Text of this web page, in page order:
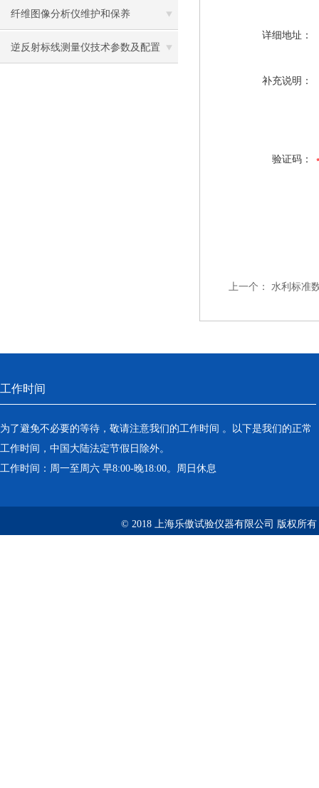
纤维图像分析仪维护和保养
逆反射标线测量仪技术参数及配置
详细地址：
补充说明：
验证码：
上一个： 水利标准
工作时间
为了避免不必要的等待，敬请注意我们的工作时间 。以下是我们的正常
工作时间，中国大陆法定节假日除外。
工作时间：周一至周六 早8:00-晚18:00。周日休息
© 2018 上海乐傲试验仪器有限公司 版权所